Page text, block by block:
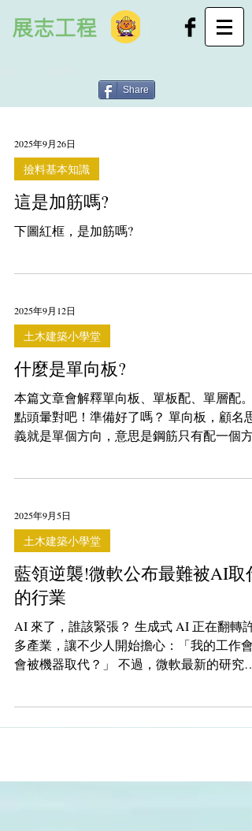
展志工程
Share
2025年9月26日
撿料基本知識
這是加筋嗎?
下圖紅框，是加筋嗎?
2025年9月12日
土木建築小學堂
什麼是單向板?
本篇文章會解釋單向板、單板配、單層配。
點頭暈對吧！準備好了嗎？ 單向板，顧名思
義就是單個方向，意思是鋼筋只有配一個方
可，板的配筋圖有配長向、短向，...
2025年9月5日
土木建築小學堂
藍領逆襲!微軟公布最難被AI取代
的行業
AI 來了，誰該緊張？ 生成式 AI 正在翻轉許
多產業，讓不少人開始擔心：「我的工作會
會被機器取代？」 不過，微軟最新的研究報